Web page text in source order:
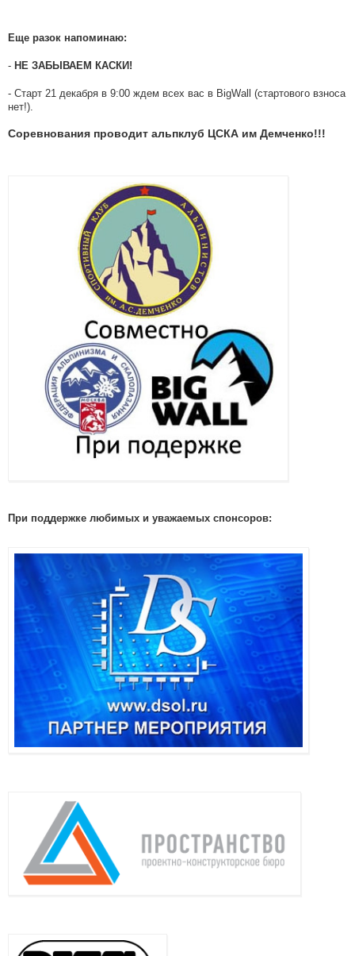
Еще разок напоминаю:
- НЕ ЗАБЫВАЕМ КАСКИ!
- Старт 21 декабря в 9:00 ждем всех вас в BigWall (стартового взноса
нет!).
Соревнования проводит альпклуб ЦСКА им Демченко!!!
При поддержке любимых и уважаемых спонсоров: